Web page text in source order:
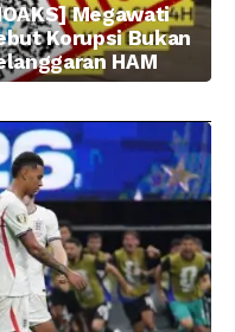
Megawati
Korupsi Bukan
HAM